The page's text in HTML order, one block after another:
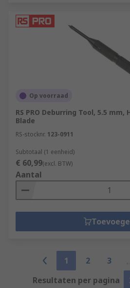
Op voorraad
RS PRO Deburring Tool, 5.5 mm,
Blade
RS-stocknr. 123-0911
Subtotaal (1 eenheid)
€ 60,99(excl. BTW)
Aantal
1 2 3
Resultaten per pagina